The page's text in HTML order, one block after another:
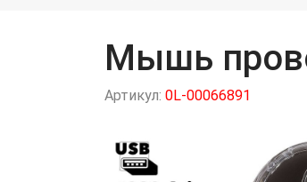
Мышь
Артикул: 0L-00066891